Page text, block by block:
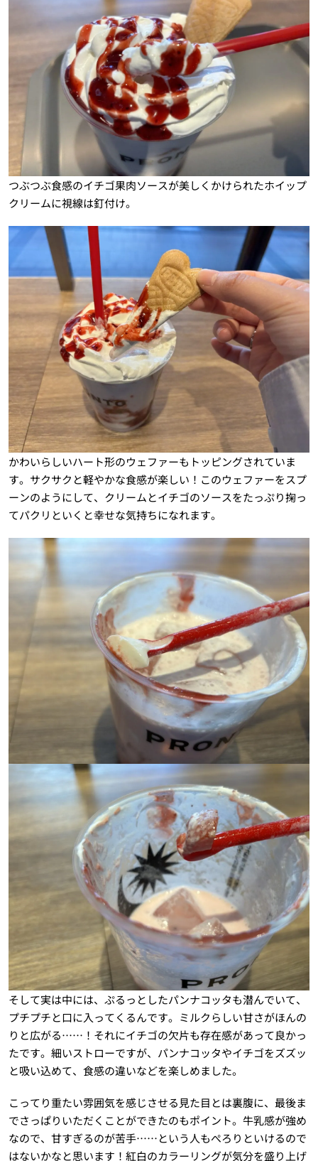
つぶつぶ食感のイチゴ果肉ソースが美しくかけられたホイップ
クリームに視線は釘付け。
かわいらしいハート形のウェファーもトッピングされていま
す。サクサクと軽やかな食感が楽しい！このウェファーをスプ
ーンのようにして、クリームとイチゴのソースをたっぷり掬っ
てパクリといくと幸せな気持ちになれます。
そして実は中には、ぷるっとしたパンナコッタも潜んでいて、
プチプチと口に入ってくるんです。ミルクらしい甘さがほんの
りと広がる……！それにイチゴの欠片も存在感があって良かっ
たです。細いストローですが、パンナコッタやイチゴをズズッ
と吸い込めて、食感の違いなどを楽しめました。
こってり重たい雰囲気を感じさせる見た目とは裏腹に、最後ま
でさっぱりいただくことができたのもポイント。牛乳感が強め
なので、甘すぎるのが苦手……という人もぺろりといけるので
はないかなと思います！紅白のカラーリングが気分を盛り上げ